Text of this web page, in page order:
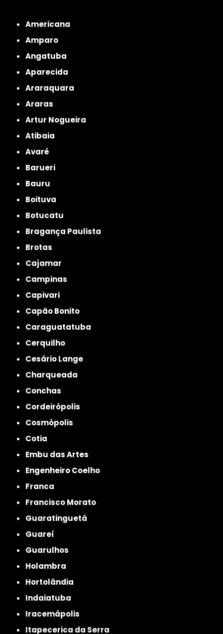
Americana
Amparo
Angatuba
Aparecida
Araraquara
Araras
Artur Nogueira
Atibaia
Avaré
Barueri
Bauru
Boituva
Botucatu
Bragança Paulista
Brotas
Cajamar
Campinas
Capivari
Capão Bonito
Caraguatatuba
Cerquilho
Cesário Lange
Charqueada
Conchas
Cordeirópolis
Cosmópolis
Cotia
Embu das Artes
Engenheiro Coelho
Franca
Francisco Morato
Guaratinguetá
Guareí
Guarulhos
Holambra
Hortolândia
Indaiatuba
Iracemápolis
Itapecerica da Serra